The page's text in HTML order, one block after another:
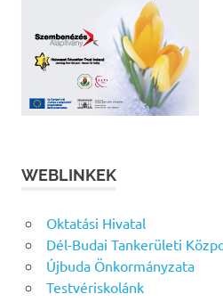
WEBLINKEK
Oktatási Hivatal
Dél-Budai Tankerületi
Újbuda Önkormányzata
Testvériskolánk